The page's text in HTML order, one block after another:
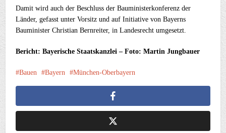
Damit wird auch der Beschluss der Bauministerkonferenz der
Länder, gefasst unter Vorsitz und auf Initiative von Bayerns
Bauminister Christian Bernreiter, in Landesrecht umgesetzt.
Bericht: Bayerische Staatskanzlei – Foto: Martin Jungbauer
Bauen Bayern München-Oberbayern